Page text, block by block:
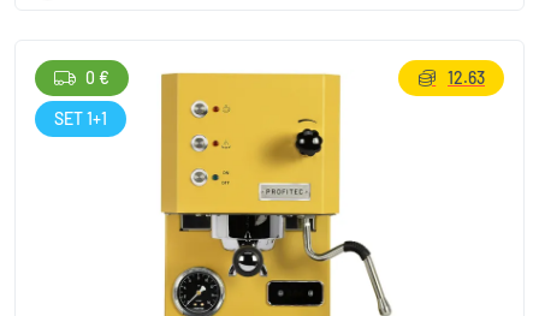
0 €
SET 1+1
12.63